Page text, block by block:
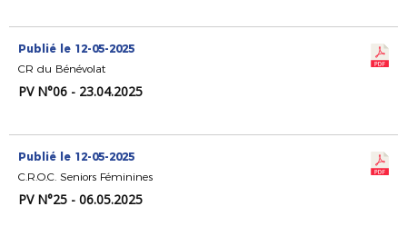
Publié le 12-05-2025
CR du Bénévolat
PV N°06 - 23.04.2025
Publié le 12-05-2025
C.R.O.C. Seniors Féminines
PV N°25 - 06.05.2025